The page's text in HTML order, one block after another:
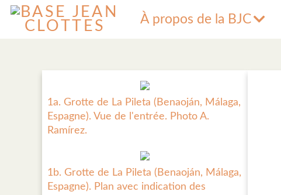
À propos de la BJC
1a. Grotte de La Pileta (Benaoján, Málaga,
Espagne). Vue de l'entrée. Photo A.
Ramírez.
1b. Grotte de La Pileta (Benaoján, Málaga,
Espagne). Plan avec indication des